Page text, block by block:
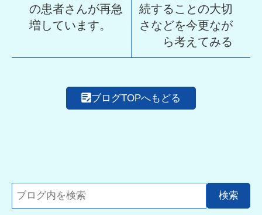
の患者さんが再急
増しています。
続することの大切
さなどを今更なが
ら考えてみる
ブログTOPへもどる